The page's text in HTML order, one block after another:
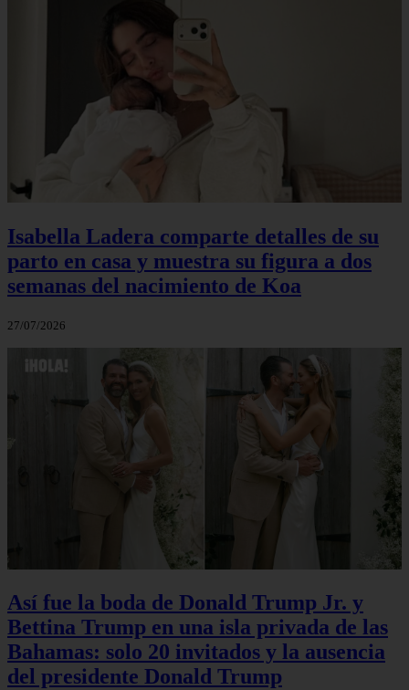
Isabella Ladera comparte detalles de su
parto en casa y muestra su figura a dos
semanas del nacimiento de Koa
27/07/2026
Así fue la boda de Donald Trump Jr. y
Bettina Trump en una isla privada de las
Bahamas: solo 20 invitados y la ausencia
del presidente Donald Trump